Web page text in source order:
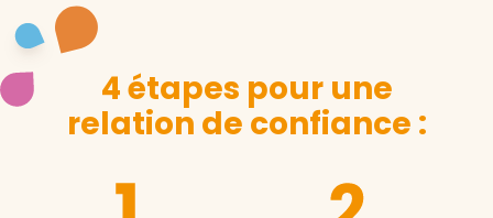
4 étapes pour une
relation de confiance :